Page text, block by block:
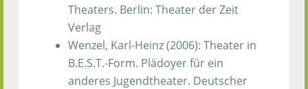
Theaters. Berlin: Theater der Zeit
Verlag
Wenzel, Karl-Heinz (2006): Theater in
B.E.S.T.-Form. Plädoyer für ein
anderes Jugendtheater. Deutscher